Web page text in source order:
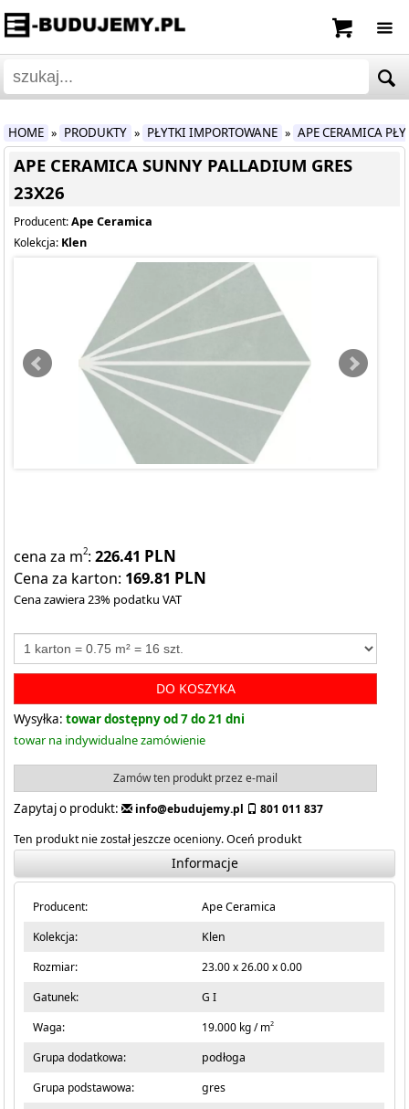
HOME » PRODUKTY » PŁYTKI IMPORTOWANE » APE CERAMICA
APE CERAMICA SUNNY PALLADIUM GRES
23X26
Producent:Ape Ceramica
Kolekcja: Klen
cena za m2:226.41 PLN
Cena za karton: 169.81 PLN
Cena zawiera 23% podatku VAT
DO KOSZYKA
Wysyłka: towar dostępny od 7 do 21 dni
towar na indywidualne zamówienie
Zamów ten produkt przez e-mail
Zapytaj o produkt: info@ebudujemy.pl
801 011 837
Ten produkt nie został jeszcze oceniony.Oceń produkt
Informacje
Producent:
Ape Ceramica
Kolekcja:
Klen
Rozmiar:
23.00 x 26.00 x 0.00
Gatunek:
G I
Waga:
19.000 kg / m2
Grupa dodatkowa:
podłoga
Grupa podstawowa:
gres